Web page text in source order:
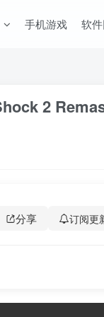
手机游戏 软
2
分享 订阅更